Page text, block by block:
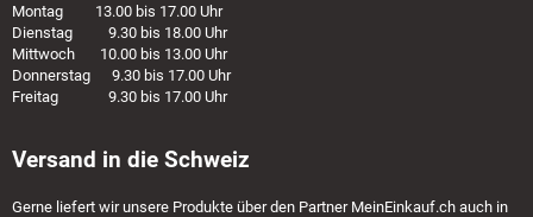
Montag 13.00 bis 17.00 Uhr
Dienstag 9.30 bis 18.00 Uhr
Mittwoch 10.00 bis 13.00 Uhr
Donnerstag 9.30 bis 17.00 Uhr
Freitag 9.30 bis 17.00 Uhr
Versand in die Schweiz
Gerne liefert wir unsere Produkte über den Partner MeinEinkauf.ch auch in